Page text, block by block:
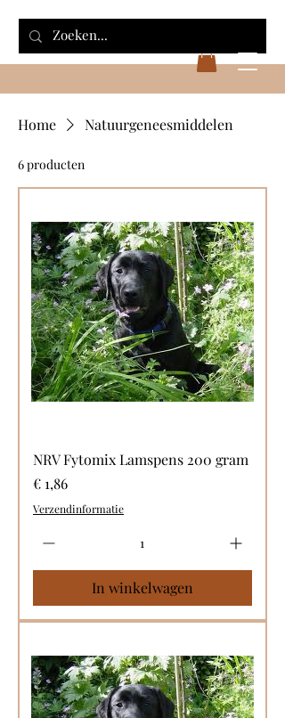
Home Natuurgeneesmiddelen
6 producten
NRV Fytomix Lamspens 200 gram
Prijs
€ 1,86
Verzendinformatie
In winkelwagen